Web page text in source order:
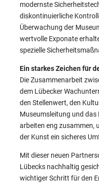
modernste
diskontinuierliche
Überwachung der
wertvolle Exponate
spezielle
Ein starkes Zeichen für
Die Zusammenarbeit
dem Lübecker
den Stellenwert, den
Museumsleitung und das
arbeiten eng zusammen,
der Kunst ein sicheres
Mit dieser neuen
Lübecks nachhaltig
wichtiger Schritt für den